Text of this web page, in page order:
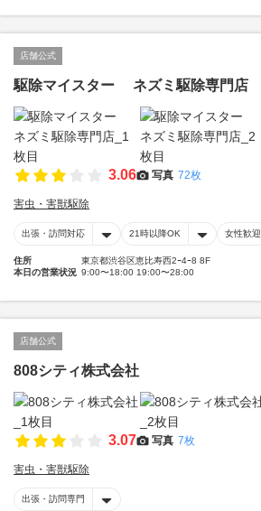
店舗公式
駆除マイスター ネズミ駆除専門店
3.06 写真 72枚
害虫・害獣駆除
出張・訪問対応 21時以降OK 女性歓迎
住所
東京都渋谷区恵比寿西2ｰ4ｰ8 8F
本日の営業状況 9:00〜18:00 19:00〜28:00
店舗公式
808シティ株式会社
3.07 写真 7枚
害虫・害獣駆除
出張・訪問専門